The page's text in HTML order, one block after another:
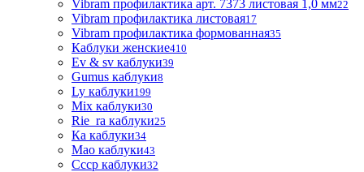
Vibram профилактика арт. 7373 листовая 1,0 мм22
Vibram профилактика листовая17
Vibram профилактика формованная35
Каблуки женские410
Ev & sv каблуки39
Gumus каблуки8
Ly каблуки199
Mix каблуки30
Rie_ra каблуки25
Ка каблуки34
Мао каблуки43
Ссср каблуки32